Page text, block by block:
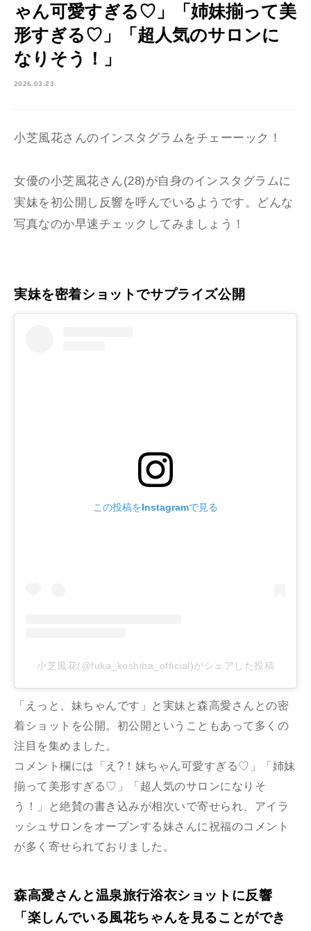
ゃん可愛すぎる♡」「姉妹揃って美
形すぎる♡」「超人気のサロンに
なりそう！」
2026.03.23
小芝風花さんのインスタグラムをチェーーック！
女優の小芝風花さん(28)が自身のインスタグラムに
実妹を初公開し反響を呼んでいるようです。どんな
写真なのか早速チェックしてみましょう！
実妹を密着ショットでサプライズ公開
この投稿をInstagramで見る
小芝風花(@fuka_koshiba_official)がシェアした投稿
「えっと、妹ちゃんです」と実妹と森高愛さんとの密
着ショットを公開。初公開ということもあって多くの
注目を集めました。
コメント欄には「え?！妹ちゃん可愛すぎる♡」「姉妹
揃って美形すぎる♡」「超人気のサロンになりそ
う！」と絶賛の書き込みが相次いで寄せられ、アイラ
ッシュサロンをオープンする妹さんに祝福のコメント
が多く寄せられておりました。
森高愛さんと温泉旅行浴衣ショットに反響
「楽しんでいる風花ちゃんを見ることができ